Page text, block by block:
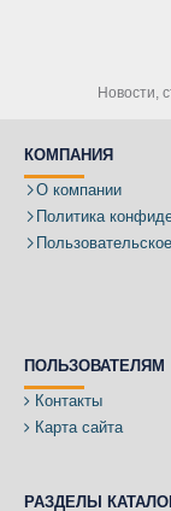
Новости,
КОМПАНИЯ
О компании
Политика
ПОЛЬЗОВАТЕЛЯМ
Контакты
Карта сайта
РАЗДЕЛЫ